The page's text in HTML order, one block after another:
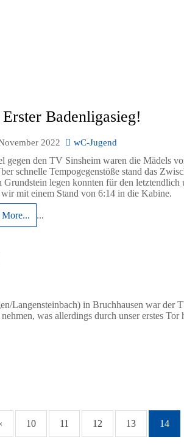
Badenligasieg!
2022
wC-Jugend
gegen den TV Sinsheim waren die Mädels
schnelle Tempogegenstöße stand das
Grundstein legen konnten für den
mit einem Stand von 6:14 in die Kabine.
More... ...
Langensteinbach) in Bruchhausen war der
was allerdings durch unser erstes
‹ 10 11 12 13 14